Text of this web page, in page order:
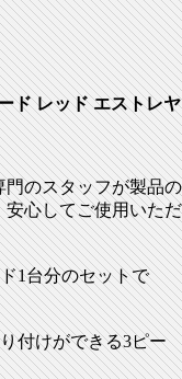
ド レッド エストレヤ
のスタッフが製品の
心してご使用いただ
1台分のセットで
付けができる3ピー